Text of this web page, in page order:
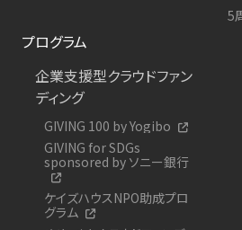
5
プログラム
企業支援型クラウドファン
ディング
GIVING 100 by Yogibo
GIVING for SDGs
sponsored by ソニー銀行
ケイズハウスNPO助成プロ
グラム